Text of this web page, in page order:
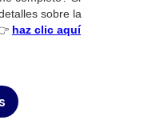
sobre la
haz clic aquí